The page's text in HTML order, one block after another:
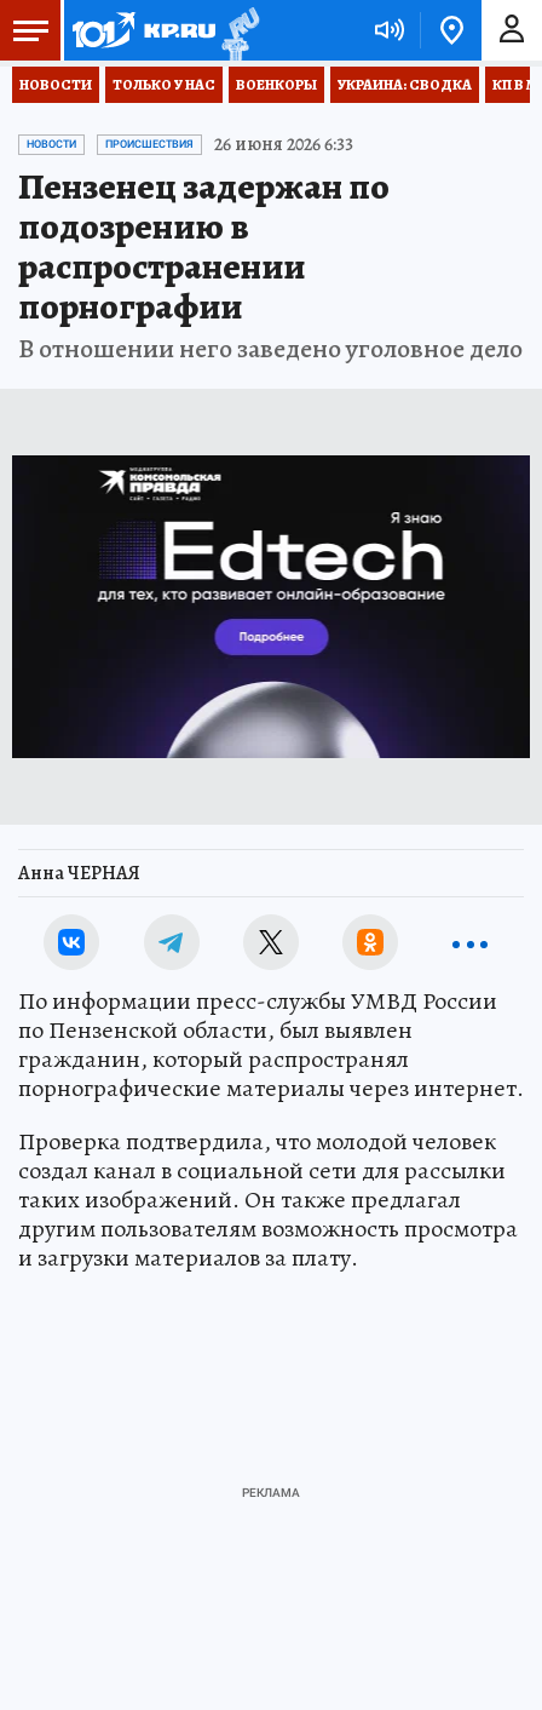
НОВОСТИ ТОЛЬКО У НАС ВОЕНКОРЫ УКРАИНА: СВОДКА КП В
НОВОСТИ ПРОИСШЕСТВИЯ 26 июня 2026 6:33
Пензенец задержан по
подозрению в
распространении
порнографии
В отношении него заведено уголовное дело
Анна ЧЕРНАЯ
По информации пресс-службы УМВД России
по Пензенской области, был выявлен
гражданин, который распространял
порнографические материалы через интернет.
Проверка подтвердила, что молодой человек
создал канал в социальной сети для рассылки
таких изображений. Он также предлагал
другим пользователям возможность просмотра
и загрузки материалов за плату.